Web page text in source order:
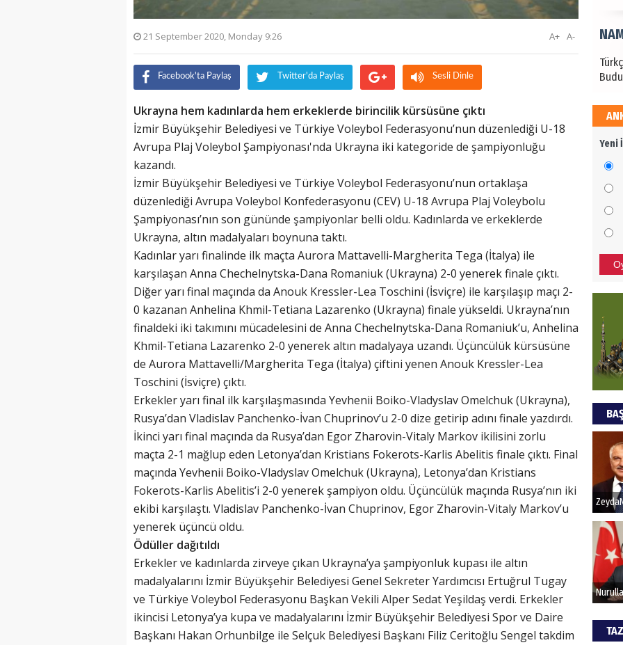
21 September 2020, Monday 9:26 A-
A+
Facebook'ta Paylaş Twitter'da Paylaş Sesli Dinle
Ukrayna hem kadınlarda hem erkeklerde birincilik kürsüsüne çıktı
İzmir Büyükşehir Belediyesi ve Türkiye Voleybol Federasyonu’nun düzenlediği U-18
Avrupa Plaj Voleybol Şampiyonası'nda Ukrayna iki kategoride de şampiyonluğu
kazandı.
İzmir Büyükşehir Belediyesi ve Türkiye Voleybol Federasyonu’nun ortaklaşa
düzenlediği Avrupa Voleybol Konfederasyonu (CEV) U-18 Avrupa Plaj Voleybolu
Şampiyonası’nın son gününde şampiyonlar belli oldu. Kadınlarda ve erkeklerde
Ukrayna, altın madalyaları boynuna taktı.
Kadınlar yarı finalinde ilk maçta Aurora Mattavelli-Margherita Tega (İtalya) ile
karşılaşan Anna Chechelnytska-Dana Romaniuk (Ukrayna) 2-0 yenerek finale çıktı.
Diğer yarı final maçında da Anouk Kressler-Lea Toschini (İsviçre) ile karşılaşıp maçı 2-
0 kazanan Anhelina Khmil-Tetiana Lazarenko (Ukrayna) finale yükseldi. Ukrayna’nın
finaldeki iki takımını mücadelesini de Anna Chechelnytska-Dana Romaniuk’u, Anhelina
Khmil-Tetiana Lazarenko 2-0 yenerek altın madalyaya uzandı. Üçüncülük kürsüsüne
de Aurora Mattavelli/Margherita Tega (İtalya) çiftini yenen Anouk Kressler-Lea
Toschini (İsviçre) çıktı.
Erkekler yarı final ilk karşılaşmasında Yevhenii Boiko-Vladyslav Omelchuk (Ukrayna),
Rusya’dan Vladislav Panchenko-İvan Chuprinov’u 2-0 dize getirip adını finale yazdırdı.
İkinci yarı final maçında da Rusya’dan Egor Zharovin-Vitaly Markov ikilisini zorlu
maçta 2-1 mağlup eden Letonya’dan Kristians Fokerots-Karlis Abelitis finale çıktı. Final
maçında Yevhenii Boiko-Vladyslav Omelchuk (Ukrayna), Letonya’dan Kristians
Fokerots-Karlis Abelitis’i 2-0 yenerek şampiyon oldu. Üçüncülük maçında Rusya’nın iki
ekibi karşılaştı. Vladislav Panchenko-İvan Chuprinov, Egor Zharovin-Vitaly Markov’u
yenerek üçüncü oldu.
Ödüller dağıtıldı
Erkekler ve kadınlarda zirveye çıkan Ukrayna’ya şampiyonluk kupası ile altın
madalyalarını İzmir Büyükşehir Belediyesi Genel Sekreter Yardımcısı Ertuğrul Tugay
ve Türkiye Voleybol Federasyonu Başkan Vekili Alper Sedat Yeşildaş verdi. Erkekler
ikincisi Letonya’ya kupa ve madalyalarını İzmir Büyükşehir Belediyesi Spor ve Daire
Başkanı Hakan Orhunbilge ile Selçuk Belediyesi Başkanı Filiz Ceritoğlu Sengel takdim
Bu
Yeni